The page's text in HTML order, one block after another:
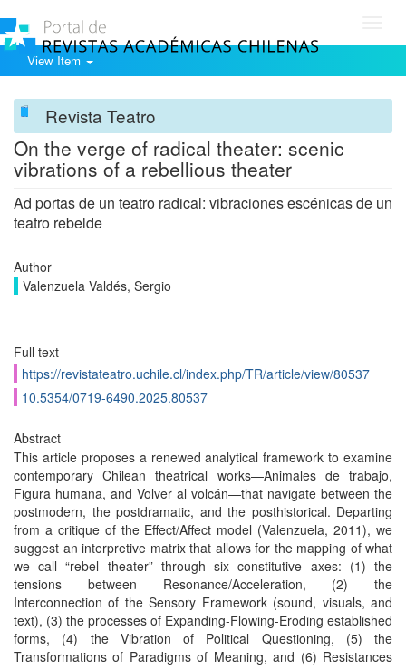
View Item
Revista Teatro
On the verge of radical theater: scenic
vibrations of a rebellious theater
Ad portas de un teatro radical: vibraciones escénicas de un
teatro rebelde
Author
Valenzuela Valdés, Sergio
Full text
https://revistateatro.uchile.cl/index.php/TR/article/view/80537
10.5354/0719-6490.2025.80537
Abstract
This article proposes a renewed analytical framework to examine
contemporary Chilean theatrical works—Animales de trabajo,
Figura humana, and Volver al volcán—that navigate between the
postmodern, the postdramatic, and the posthistorical. Departing
from a critique of the Effect/Affect model (Valenzuela, 2011), we
suggest an interpretive matrix that allows for the mapping of what
we call “rebel theater” through six constitutive axes: (1) the
tensions between Resonance/Acceleration, (2) the
Interconnection of the Sensory Framework (sound, visuals, and
text), (3) the processes of Expanding-Flowing-Eroding established
forms, (4) the Vibration of Political Questioning, (5) the
Transformations of Paradigms of Meaning, and (6) Resistances